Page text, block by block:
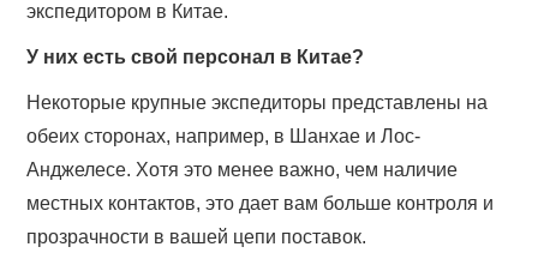
экспедитором в Китае.
У них есть свой персонал в Китае?
Некоторые крупные экспедиторы представлены на
обеих сторонах, например, в Шанхае и Лос-
Анджелесе. Хотя это менее важно, чем наличие
местных контактов, это дает вам больше контроля и
прозрачности в вашей цепи поставок.